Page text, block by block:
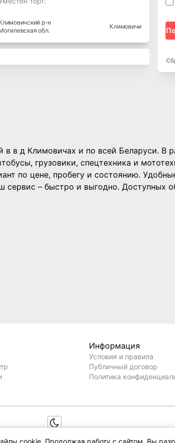
р-н
обл.
Климовичи
в д Климовичах и по всей Беларуси. В
грузовики, спецтехника и
по цене, пробегу и состоянию.
– быстро и выгодно. Доступных
cookie. Продолжая работу с сайтом, Вы
Информация
Условия и правила
Публичный договор
Политика